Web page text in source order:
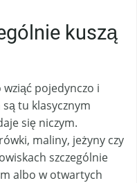
kuszą
wziąć pojedynczo i
tu klasycznym
się niczym.
maliny, jeżyny czy
szczególnie
albo w otwartych